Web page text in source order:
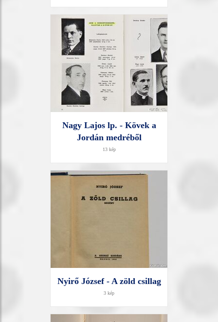
Nagy Lajos lp. - Kövek a
Jordán medréből
13 kép
Nyirő József - A zöld csillag
3 kép